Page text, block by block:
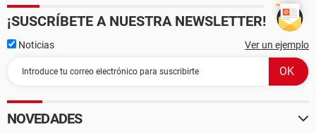
¡SUSCRÍBETE A NUESTRA NEWSLETTER!
Noticias Ver un ejemplo
NOVEDADES